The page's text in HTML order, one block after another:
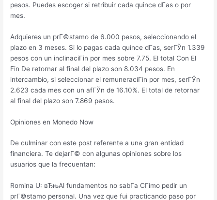
pesos. Puedes escoger si retribuir cada quince dГ­as o por
mes.
Adquieres un prГ©stamo de 6.000 pesos, seleccionando el
plazo en 3 meses. Si lo pagas cada quince dГ­as, serГЎn 1.339
pesos con un inclinaciГіn por mes sobre 7.75. El total Con El
Fin De retornar al final del plazo son 8.034 pesos. En
intercambio, si seleccionar el remuneraciГіn por mes, serГЎn
2.623 cada mes con un afГЎn de 16.10%. El total de retornar
al final del plazo son 7.869 pesos.
Opiniones en Monedo Now
De culminar con este post referente a una gran entidad
financiera. Te dejarГ© con algunas opiniones sobre los
usuarios que la frecuentan:
Romina U: вЂњAl fundamentos no sabГ­a CГіmo pedir un
prГ©stamo personal. Una vez que fui practicando paso por